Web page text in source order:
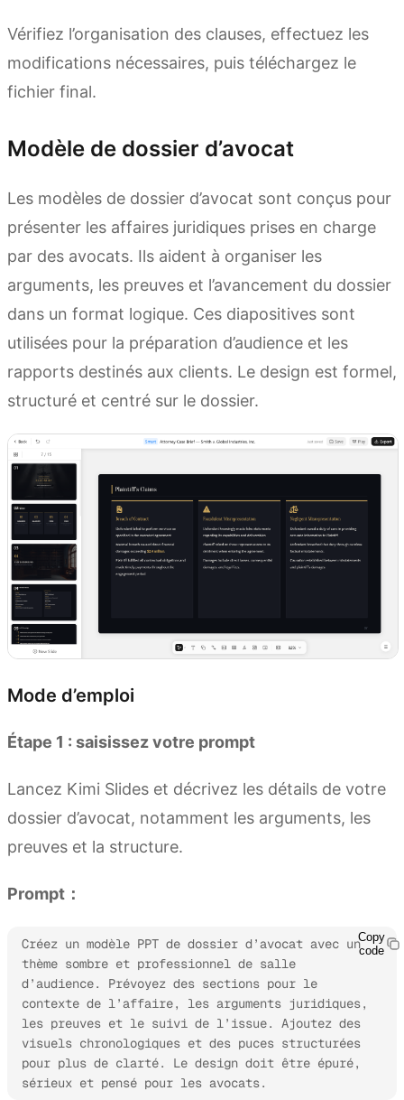
Vérifiez l’organisation des clauses, effectuez les
modifications nécessaires, puis téléchargez le
fichier final.
Modèle de dossier d’avocat
Les modèles de dossier d’avocat sont conçus pour
présenter les affaires juridiques prises en charge
par des avocats. Ils aident à organiser les
arguments, les preuves et l’avancement du dossier
dans un format logique. Ces diapositives sont
utilisées pour la préparation d’audience et les
rapports destinés aux clients. Le design est formel,
structuré et centré sur le dossier.
Mode d’emploi
Étape 1 : saisissez votre prompt
Lancez Kimi Slides et décrivez les détails de votre
dossier d’avocat, notamment les arguments, les
preuves et la structure.
Prompt：
Créez un modèle PPT de dossier d’avocat avec un
thème sombre et professionnel de salle
d’audience. Prévoyez des sections pour le
contexte de l’affaire, les arguments juridiques,
les preuves et le suivi de l’issue. Ajoutez des
visuels chronologiques et des puces structurées
pour plus de clarté. Le design doit être épuré,
sérieux et pensé pour les avocats.
Copy
code